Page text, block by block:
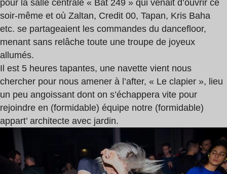
pour la salle centrale « Bat 249 » qui venait d’ouvrir ce
soir-même et où Zaltan, Credit 00, Tapan, Kris Baha
etc. se partageaient les commandes du dancefloor,
menant sans relâche toute une troupe de joyeux
allumés.
Il est 5 heures tapantes, une navette vient nous
chercher pour nous amener à l’after, « Le clapier », lieu
un peu angoissant dont on s’échappera vite pour
rejoindre en (formidable) équipe notre (formidable)
appart’ architecte avec jardin.